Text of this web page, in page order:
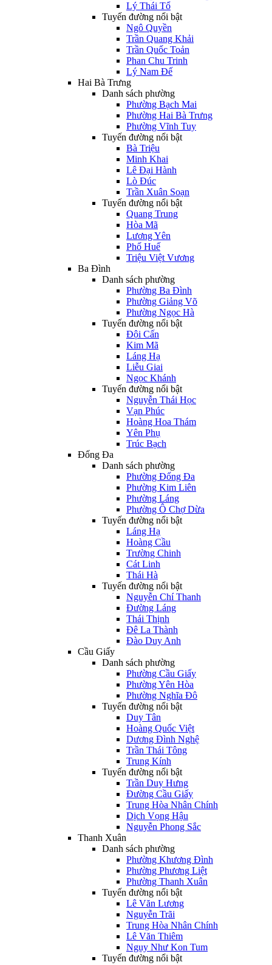
Lý Thái Tổ
Tuyến đường nổi bật
Ngô Quyền
Trần Quang Khải
Trần Quốc Toản
Phan Chu Trinh
Lý Nam Đế
Hai Bà Trưng
Danh sách phường
Phường Bạch Mai
Phường Hai Bà Trưng
Phường Vĩnh Tuy
Tuyến đường nổi bật
Bà Triệu
Minh Khai
Lê Đại Hành
Lò Đúc
Trần Xuân Soạn
Tuyến đường nổi bật
Quang Trung
Hòa Mã
Lương Yên
Phố Huế
Triệu Việt Vương
Ba Đình
Danh sách phường
Phường Ba Đình
Phường Giảng Võ
Phường Ngọc Hà
Tuyến đường nổi bật
Đội Cấn
Kim Mã
Láng Hạ
Liễu Giai
Ngọc Khánh
Tuyến đường nổi bật
Nguyễn Thái Học
Vạn Phúc
Hoàng Hoa Thám
Yên Phụ
Trúc Bạch
Đống Đa
Danh sách phường
Phường Đống Đa
Phường Kim Liên
Phường Láng
Phường Ô Chợ Dừa
Tuyến đường nổi bật
Láng Hạ
Hoàng Cầu
Trường Chinh
Cát Linh
Thái Hà
Tuyến đường nổi bật
Nguyễn Chí Thanh
Đường Láng
Thái Thịnh
Đê La Thành
Đào Duy Anh
Cầu Giấy
Danh sách phường
Phường Cầu Giấy
Phường Yên Hòa
Phường Nghĩa Đô
Tuyến đường nổi bật
Duy Tân
Hoàng Quốc Việt
Dương Đình Nghệ
Trần Thái Tông
Trung Kính
Tuyến đường nổi bật
Trần Duy Hưng
Đường Cầu Giấy
Trung Hòa Nhân Chính
Dịch Vọng Hậu
Nguyễn Phong Sắc
Thanh Xuân
Danh sách phường
Phường Khương Đình
Phường Phương Liệt
Phường Thanh Xuân
Tuyến đường nổi bật
Lê Văn Lương
Nguyễn Trãi
Trung Hòa Nhân Chính
Lê Văn Thiêm
Ngụy Như Kon Tum
Tuyến đường nổi bật